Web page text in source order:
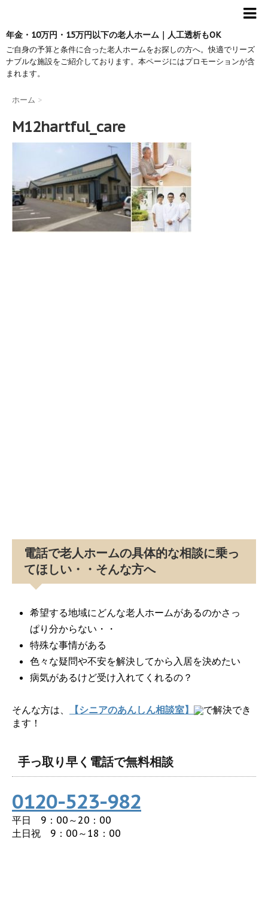
年金・10万円・15万円以下の老人ホーム｜人工透析もOK
ご自身の予算と条件に合った老人ホームをお探しの方へ。快適でリーズ
ナブルな施設をご紹介しております。本ページにはプロモーションが含
まれます。
ホーム >
M12hartful_care
電話で老人ホームの具体的な相談に乗っ
てほしい・・そんな方へ
希望する地域にどんな老人ホームがあるのかさっ
ぱり分からない・・
特殊な事情がある
色々な疑問や不安を解決してから入居を決めたい
病気があるけど受け入れてくれるの？
そんな方は、 【シニアのあんしん相談室】
で解決でき
ます！
手っ取り早く電話で無料相談
0120-523-982
平日 9：00～20：00
土日祝 9：00～18：00